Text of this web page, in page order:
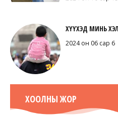
ХҮҮХЭД МИНЬ
2024 он 06 сар 6
ХООЛНЫ ЖОР